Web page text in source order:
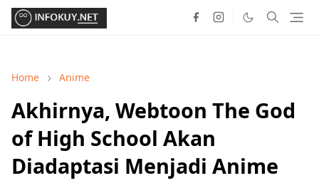
Home Anime
Akhirnya, Webtoon The God
of High School Akan
Diadaptasi Menjadi Anime